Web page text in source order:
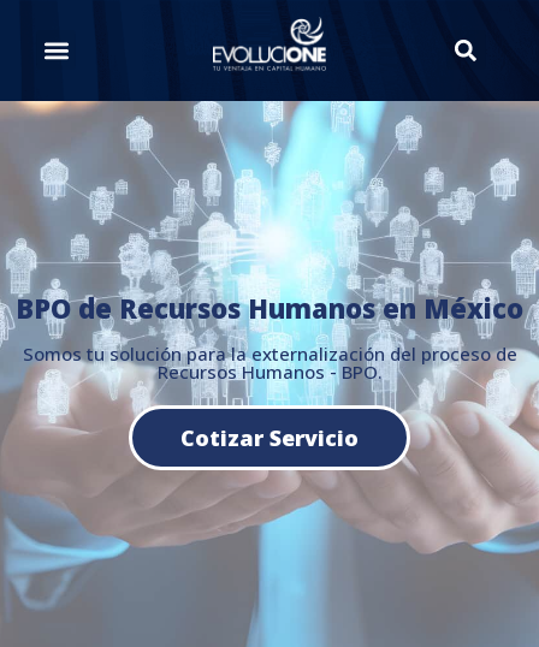
BPO de Recursos Humanos en México
Somos tu solución para la externalización del proceso de
Recursos Humanos - BPO.
Cotizar Servicio